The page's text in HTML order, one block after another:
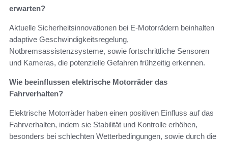
erwarten?
Aktuelle Sicherheitsinnovationen bei E-Motorrädern beinhalten
adaptive Geschwindigkeitsregelung,
Notbremsassistenzsysteme, sowie fortschrittliche Sensoren
und Kameras, die potenzielle Gefahren frühzeitig erkennen.
Wie beeinflussen elektrische Motorräder das
Fahrverhalten?
Elektrische Motorräder haben einen positiven Einfluss auf das
Fahrverhalten, indem sie Stabilität und Kontrolle erhöhen,
besonders bei schlechten Wetterbedingungen, sowie durch die